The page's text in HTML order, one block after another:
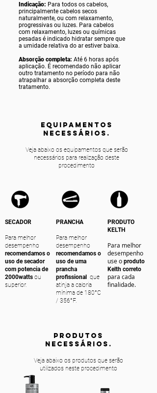
Indicação: Para todos os cabelos,
principalmente cabelos secos
naturalmente, ou com relaxamento,
progressivas ou luzes. Para cabelos
com relaxamento, luzes ou químicas
pesadas é indicado hidratar sempre que
a umidade relativa do ar estiver baixa.
Absorção completa: Até 6 horas após
aplicação. É recomendado não aplicar
outro tratamento no período para não
atrapalhar a absorção completa deste
tratamento.
equipamentos
NECESSÁRIOS.
Veja abaixo os equipamentos que serão
necessários para realização deste
procedimento
SECADOR
Para melhor
desempenho
recomendamos o
uso de secador
com potencia de
2000watts ou
superior.
PRANCHA
Para melhor
desempenho
recomendamos o
uso de uma
prancha
profissional que
atinja a caloria
mínima de 180°C
/ 356°F.
PRODUTO
KELTH
Para melhor
desempenho
use o produto
Kelth correto
para cada
finalidade.
PRODUTOS
NECESSÁRIOS.
Veja abaixo os produtos que serão
utilizados neste procedimento